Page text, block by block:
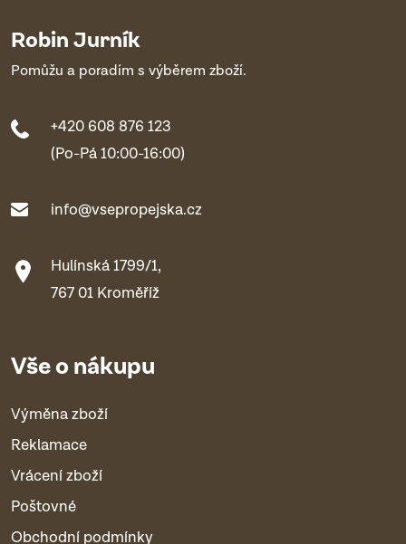
Robin Jurník
Pomůžu a poradím s výběrem zboží.
+420 608 876 123
(Po-Pá 10:00-16:00)
info@vsepropejska.cz
Hulínská 1799/1,
767 01 Kroměříž
Vše o nákupu
Výměna zboží
Reklamace
Vrácení zboží
Poštovné
Obchodní podmínky